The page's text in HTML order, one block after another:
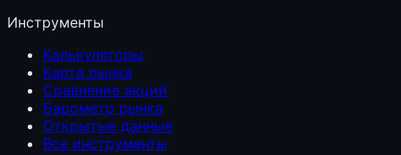
Инструменты
Калькуляторы
Карта рынка
Сравнение акций
Барометр рынка
Открытые данные
Все инструменты